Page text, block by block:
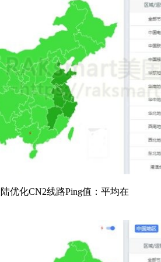
优化CN2线路Ping值：平均在